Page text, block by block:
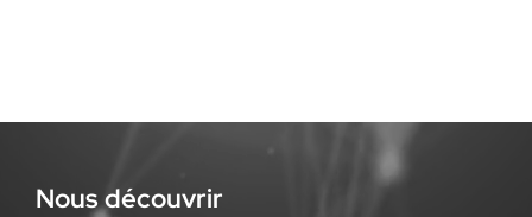
Nous découvrir